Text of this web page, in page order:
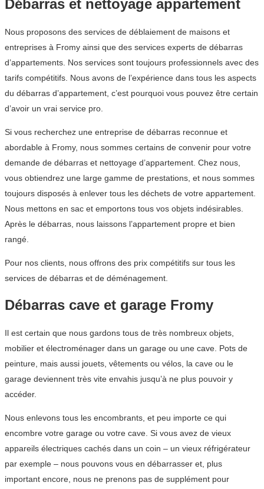
Débarras et nettoyage appartement
Nous proposons des services de déblaiement de maisons et
entreprises à Fromy ainsi que des services experts de débarras
d’appartements. Nos services sont toujours professionnels avec des
tarifs compétitifs. Nous avons de l’expérience dans tous les aspects
du débarras d’appartement, c’est pourquoi vous pouvez être certain
d’avoir un vrai service pro.
Si vous recherchez une entreprise de débarras reconnue et
abordable à Fromy, nous sommes certains de convenir pour votre
demande de débarras et nettoyage d’appartement. Chez nous,
vous obtiendrez une large gamme de prestations, et nous sommes
toujours disposés à enlever tous les déchets de votre appartement.
Nous mettons en sac et emportons tous vos objets indésirables.
Après le débarras, nous laissons l’appartement propre et bien
rangé.
Pour nos clients, nous offrons des prix compétitifs sur tous les
services de débarras et de déménagement.
Débarras cave et garage Fromy
Il est certain que nous gardons tous de très nombreux objets,
mobilier et électroménager dans un garage ou une cave. Pots de
peinture, mais aussi jouets, vêtements ou vélos, la cave ou le
garage deviennent très vite envahis jusqu’à ne plus pouvoir y
accéder.
Nous enlevons tous les encombrants, et peu importe ce qui
encombre votre garage ou votre cave. Si vous avez de vieux
appareils électriques cachés dans un coin – un vieux réfrigérateur
par exemple – nous pouvons vous en débarrasser et, plus
important encore, nous ne prenons pas de supplément pour